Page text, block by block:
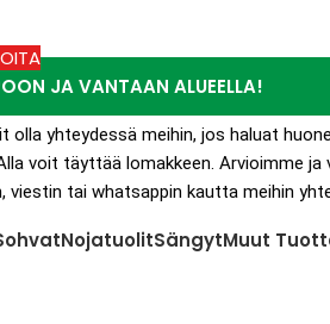
JA VANTAAN ALUEELLA!
olla yhteydessä meihin, jos haluat
voit täyttää lomakkeen. Arvioimme
viestin tai whatsappin kautta meihin
NojatuolitSängytMuut